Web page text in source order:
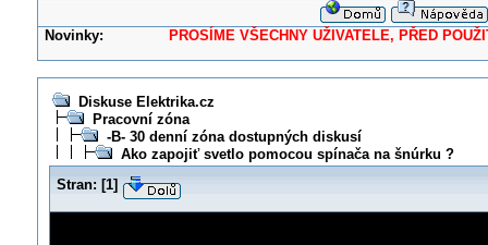
Novinky: PROSÍME VŠECHNY UŽIVATELE, PŘED
Diskuse Elektrika.cz
Pracovní zóna
-B- 30 denní zóna dostupných diskusí
Ako zapojiť svetlo pomocou spínača na šnúrku ?
Stran: [1]